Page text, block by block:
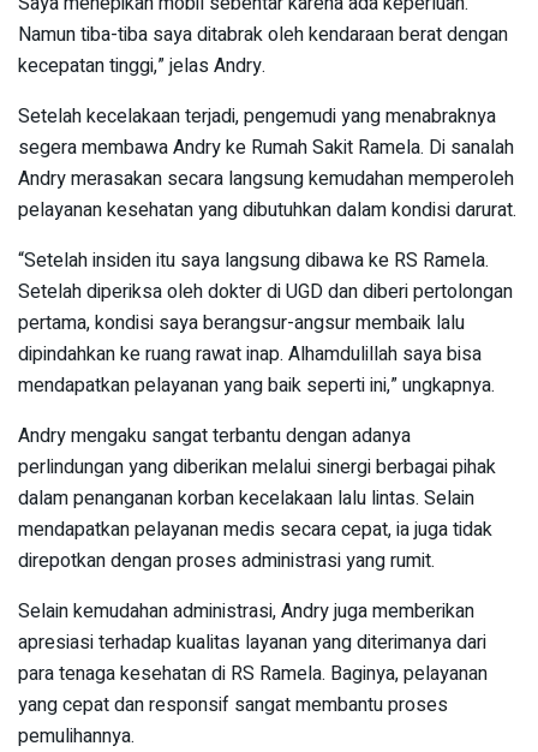
Namun tiba-tiba saya ditabrak oleh kendaraan berat dengan
kecepatan tinggi,” jelas Andry.
Setelah kecelakaan terjadi, pengemudi yang menabraknya
segera membawa Andry ke Rumah Sakit Ramela. Di sanalah
Andry merasakan secara langsung kemudahan memperoleh
pelayanan kesehatan yang dibutuhkan dalam kondisi darurat.
“Setelah insiden itu saya langsung dibawa ke RS Ramela.
Setelah diperiksa oleh dokter di UGD dan diberi pertolongan
pertama, kondisi saya berangsur-angsur membaik lalu
dipindahkan ke ruang rawat inap. Alhamdulillah saya bisa
mendapatkan pelayanan yang baik seperti ini,” ungkapnya.
Andry mengaku sangat terbantu dengan adanya
perlindungan yang diberikan melalui sinergi berbagai pihak
dalam penanganan korban kecelakaan lalu lintas. Selain
mendapatkan pelayanan medis secara cepat, ia juga tidak
direpotkan dengan proses administrasi yang rumit.
Selain kemudahan administrasi, Andry juga memberikan
apresiasi terhadap kualitas layanan yang diterimanya dari
para tenaga kesehatan di RS Ramela. Baginya, pelayanan
yang cepat dan responsif sangat membantu proses
pemulihannya.